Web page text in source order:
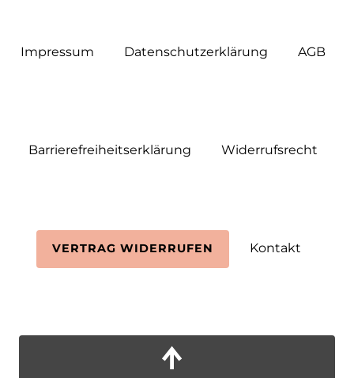
Impressum Daten­schutz­erklärung AGB
Barrierefreiheitserklärung Widerrufs­recht
VERTRAG WIDERRUFEN Kontakt